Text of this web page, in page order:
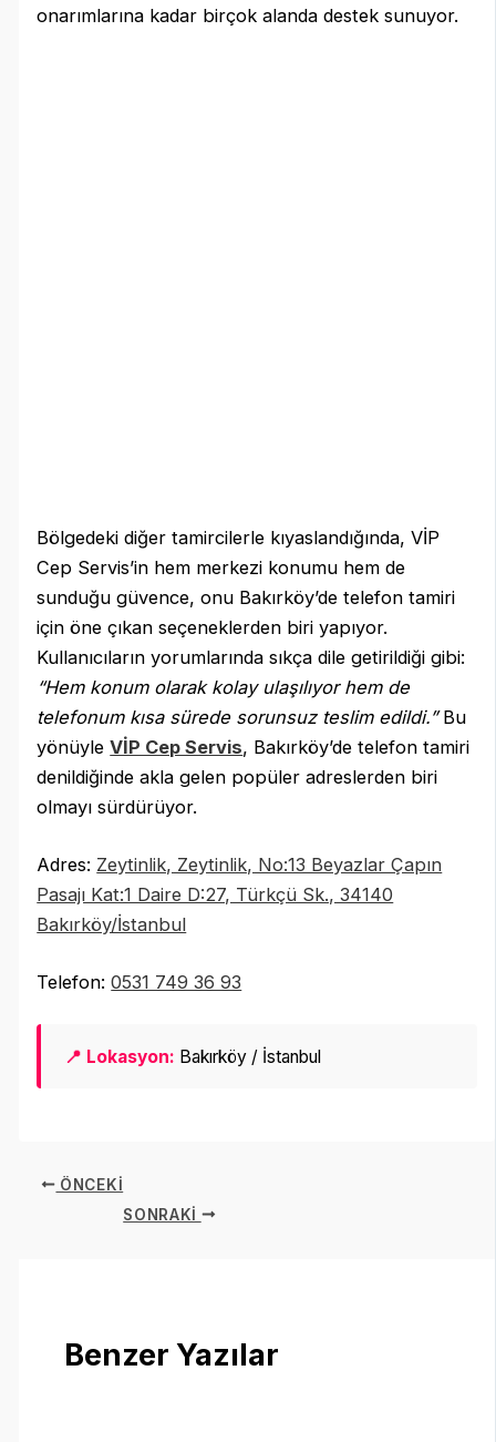
onarımlarına kadar birçok alanda destek sunuyor.
Bölgedeki diğer tamircilerle kıyaslandığında, VİP
Cep Servis’in hem merkezi konumu hem de
sunduğu güvence, onu Bakırköy’de telefon tamiri
için öne çıkan seçeneklerden biri yapıyor.
Kullanıcıların yorumlarında sıkça dile getirildiği gibi:
“Hem konum olarak kolay ulaşılıyor hem de
telefonum kısa sürede sorunsuz teslim edildi.”Bu
yönüyleVİP Cep Servis, Bakırköy’de telefon tamiri
denildiğinde akla gelen popüler adreslerden biri
olmayı sürdürüyor.
Adres: Zeytinlik, Zeytinlik, No:13 Beyazlar Çapın
Pasajı Kat:1 Daire D:27, Türkçü Sk., 34140
Bakırköy/İstanbul
Telefon:0531 749 36 93
📍 Lokasyon: Bakırköy / İstanbul
ÖNCEKI
SONRAKI
Benzer Yazılar